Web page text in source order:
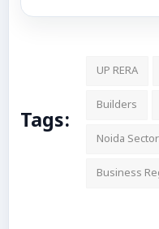
Tags:
UP RERA
Builders
Noida Sector
Business